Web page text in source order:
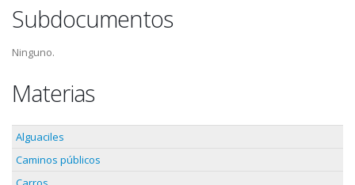
Subdocumentos
Ninguno.
Materias
Alguaciles
Caminos públicos